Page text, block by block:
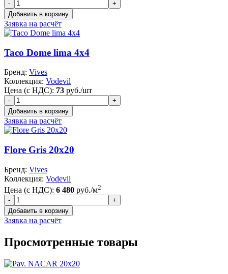
Заявка на расчёт
Taco Dome lima 4x4
Бренд: Vives
Коллекция: Vodevil
Цена (с НДС): 73 руб./шт
Заявка на расчёт
Flore Gris 20x20
Бренд: Vives
Коллекция: Vodevil
Цена (с НДС): 6 480 руб./м2
Заявка на расчёт
Просмотренные товары